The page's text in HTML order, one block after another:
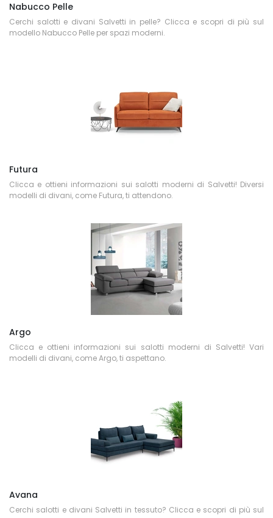
Nabucco Pelle
Cerchi salotti e divani Salvetti in pelle? Clicca e scopri di più sul
modello Nabucco Pelle per spazi moderni.
Futura
Clicca e ottieni informazioni sui salotti moderni di Salvetti! Diversi
modelli di divani, come Futura, ti attendono.
Argo
Clicca e ottieni informazioni sui salotti moderni di Salvetti! Vari
modelli di divani, come Argo, ti aspettano.
Avana
Cerchi salotti e divani Salvetti in tessuto? Clicca e scopri di più sul